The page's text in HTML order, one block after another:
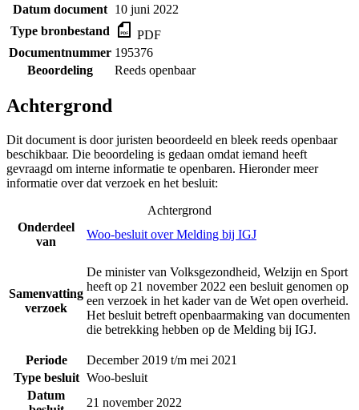
Datum document 10 juni 2022
Type bronbestand
PDF
Documentnummer 195376
Beoordeling
Reeds openbaar
Achtergrond
Dit document is door juristen beoordeeld en bleek reeds openbaar
beschikbaar. Die beoordeling is gedaan omdat iemand heeft
gevraagd om interne informatie te openbaren. Hieronder meer
informatie over dat verzoek en het besluit:
Achtergrond
Onderdeel
van
Woo-besluit over Melding bij IGJ
Samenvatting
verzoek
De minister van Volksgezondheid, Welzijn en Sport
heeft op 21 november 2022 een besluit genomen op
een verzoek in het kader van de Wet open overheid.
Het besluit betreft openbaarmaking van documenten
die betrekking hebben op de Melding bij IGJ.
Periode
December 2019 t/m mei 2021
Type besluit Woo-besluit
Datum
21 november 2022